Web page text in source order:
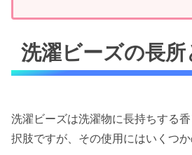
洗濯ビーズの長所
洗濯ビーズは洗濯物に長持ちする
択肢ですが、その使用にはいくつか